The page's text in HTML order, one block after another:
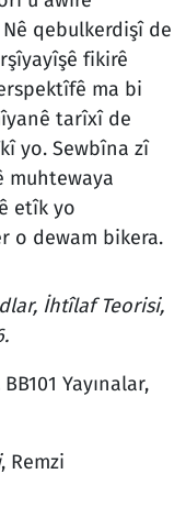
qebulkerdişî de
fikirê
ma bi
tarîxî de
yo. Sewbîna zî
muhtewaya
etîk yo
o dewam bikera.
İhtîlaf Teorisi,
BB101 Yayınalar,
, Remzi